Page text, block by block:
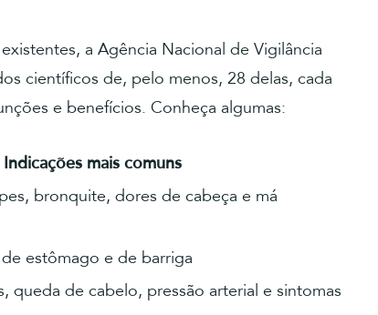
a Agência Nacional de Vigilância
científicos de, pelo menos, 28 delas, cada
e benefícios. Conheça algumas:
Indicações mais comuns
bronquite, dores de cabeça e má
estômago e de barriga
queda de cabelo, pressão arterial e sintomas